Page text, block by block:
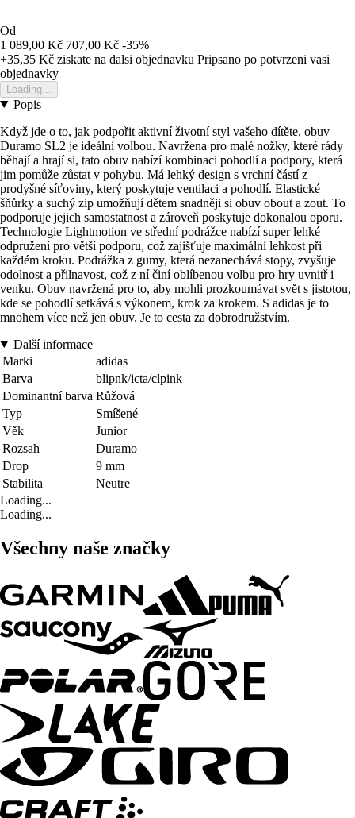
Od
1 089,00 Kč 707,00 Kč -35%
+35,35 Kč ziskate na dalsi objednavku Pripsano po potvrzeni vasi
objednavky
Loading...
Popis
Když jde o to, jak podpořit aktivní životní styl vašeho dítěte, obuv
Duramo SL2 je ideální volbou. Navržena pro malé nožky, které rády
běhají a hrají si, tato obuv nabízí kombinaci pohodlí a podpory, která
jim pomůže zůstat v pohybu. Má lehký design s vrchní částí z
prodyšné síťoviny, který poskytuje ventilaci a pohodlí. Elastické
šňůrky a suchý zip umožňují dětem snadněji si obuv obout a zout. To
podporuje jejich samostatnost a zároveň poskytuje dokonalou oporu.
Technologie Lightmotion ve střední podrážce nabízí super lehké
odpružení pro větší podporu, což zajišťuje maximální lehkost při
každém kroku. Podrážka z gumy, která nezanechává stopy, zvyšuje
odolnost a přilnavost, což z ní činí oblíbenou volbu pro hry uvnitř i
venku. Obuv navržená pro to, aby mohli prozkoumávat svět s jistotou,
kde se pohodlí setkává s výkonem, krok za krokem. S adidas je to
mnohem více než jen obuv. Je to cesta za dobrodružstvím.
Další informace
Marki
adidas
Barva
blipnk/icta/clpink
Dominantní barva Růžová
Typ
Smíšené
Věk
Junior
Rozsah
Duramo
Drop
9 mm
Stabilita
Neutre
Loading...
Loading...
Všechny naše značky